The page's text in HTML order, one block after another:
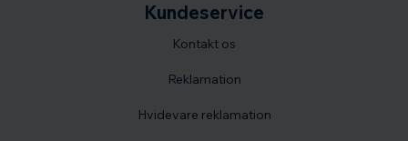
Kundeservice
Kontakt os
Reklamation
Hvidevare reklamation